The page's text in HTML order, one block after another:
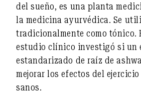
del sueño, es una planta
la medicina ayurvédica. Se
tradicionalmente como tónico.
estudio clínico investigó si un
estandarizado de raíz de
mejorar los efectos del
sanos.